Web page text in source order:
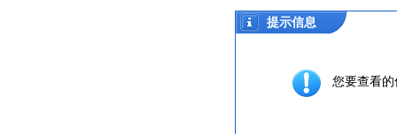
提示信息
您要查看